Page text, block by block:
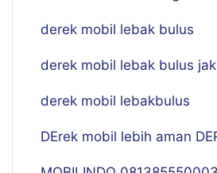
derek mobil lebak bulus
derek mobil lebak bulus
derek mobil lebakbulus
DErek mobil lebih aman